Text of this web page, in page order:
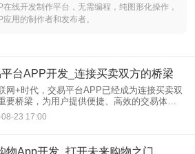
线开发制作平台，无需编程，纯图形化操作，
用的制作者和发布者。
台APP开发_连接买卖双方的桥梁
网+时代，交易平台APP已经成为连接买卖双
要桥梁，为用户提供便捷、高效的交易体
论是实物商品、虚拟产品还是服务，都能在
台上找到合适的买家或卖家。那么，交易平
23 17:00
物App开发_打开未来购物之门